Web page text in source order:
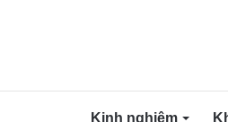
Kinh nghiệm